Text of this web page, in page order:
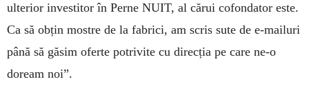
ulterior investitor în Perne NUIT, al cărui cofondator este.
Ca să obțin mostre de la fabrici, am scris sute de e-mailuri
până să găsim oferte potrivite cu direcția pe care ne-o
doream noi”.